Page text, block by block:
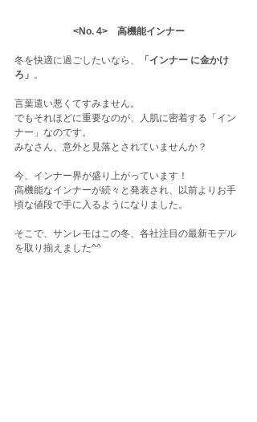
<No. 4>　高機能インナー
冬を快適に過ごしたいなら、
「インナー に金かけ
ろ」 。
言葉遣い悪くてすみません。
でもそれほどに重要なのが、人肌に密着する「イン
ナー」なのです。
みなさん、意外と見落とされていませんか？
今、インナー界が盛り上がっています！
高機能なインナーが続々と発表され、以前よりお手
頃な値段で手に入るようになりました。
そこで、サンレモはこの冬、各社注目の最新モデル
を取り揃えました^^